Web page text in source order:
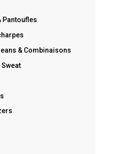
Pantoufles
& Combinaisons
Sweat